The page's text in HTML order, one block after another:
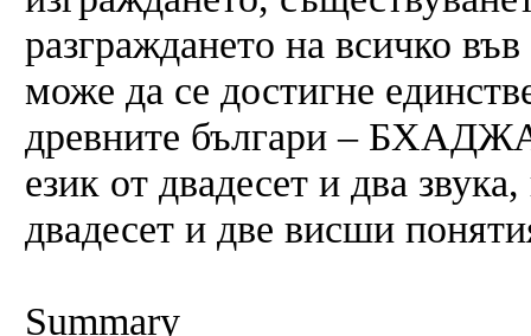
разграждането на всичко
може да се достигне
древните българи –
език от двадесет и два
двадесет и две висши
Summary